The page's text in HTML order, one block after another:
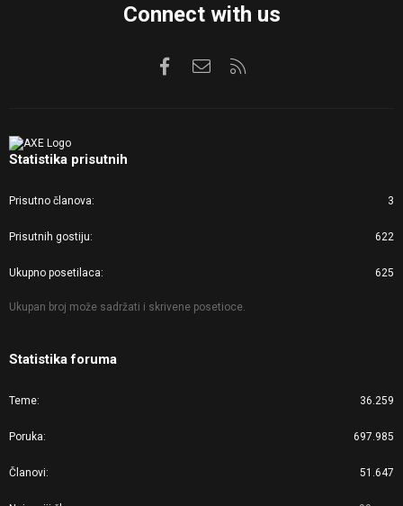
Connect with us
FacebookKontaktirajte nas
Statistika prisutnih
Prisutno članova 3
Prisutnih gostiju 622
Ukupno posetilaca 625
Ukupan broj može sadržati i skrivene posetioce.
Statistika foruma
Teme 36.259
Poruka 697.985
Članovi 51.647